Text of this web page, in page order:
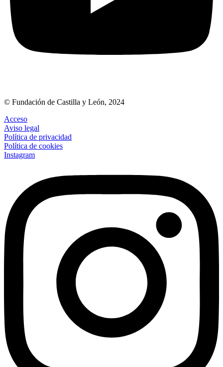
© Fundación de Castilla y León, 2024
Acceso
Aviso legal
Política de privacidad
Política de cookies
Instagram